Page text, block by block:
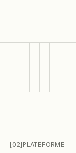
[02]PLATEFORME